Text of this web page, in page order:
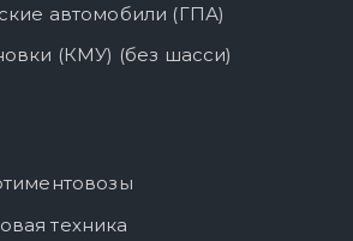
автомобили (ГПА)
(КМУ) (без шасси)
техника